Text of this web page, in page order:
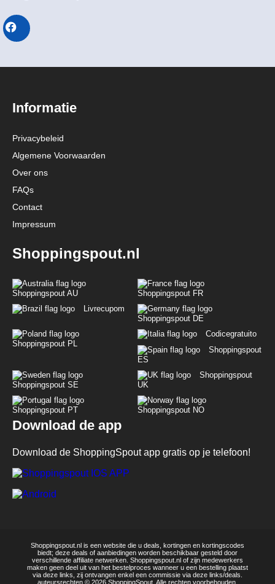
Informatie
Privacybeleid
Algemene Voorwaarden
Over ons
FAQs
Contact
Impressum
Shoppingspout.nl
Shoppingspout AU
Shoppingspout FR
Livrecupom
Shoppingspout DE
Shoppingspout PL
Codicegratuito
Shoppingspout
ES
Shoppingspout SE
Shoppingspout
UK
Shoppingspout PT Shoppingspout NO
Download de app
Download de ShoppingSpout app gratis op je telefoon!
Shoppingspout.nl is een website die u deals, kortingen en kortingscodes
biedt; deze deals of aanbiedingen worden beschikbaar gesteld door
verschillende affiliate netwerken. Shoppingspout.nl of zijn medewerkers
maken geen deel uit van het bestelproces wanneer u een bestelling plaatst
via deze links, zij ontvangen enkel een commissie via deze links/deals.
auteursrechten © 2026 ShoppingSpout. Alle rechten voorbehouden.